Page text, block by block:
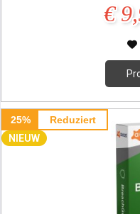
€
25%
Reduziert
NIEUW